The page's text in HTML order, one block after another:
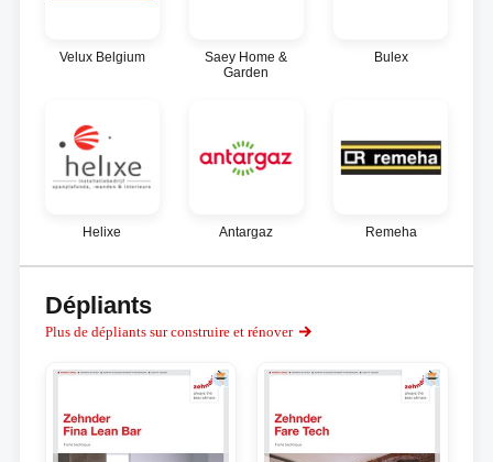
Velux Belgium
Saey Home &
Garden
Bulex
Helixe Antargaz Remeha
Dépliants
Plus de dépliants sur construire et rénover